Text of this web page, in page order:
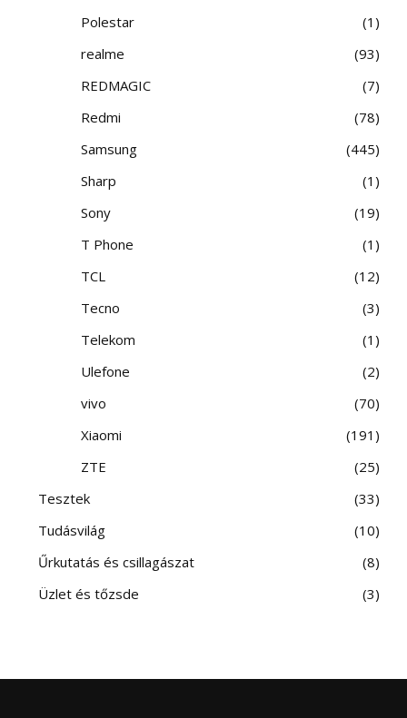
Polestar
1
realme
93
REDMAGIC
7
Redmi
78
Samsung
445
Sharp
1
Sony
19
T Phone
1
TCL
12
Tecno
3
Telekom
1
Ulefone
2
vivo
70
Xiaomi
191
ZTE
25
Tesztek
33
Tudásvilág
10
Űrkutatás és csillagászat
8
Üzlet és tőzsde
3